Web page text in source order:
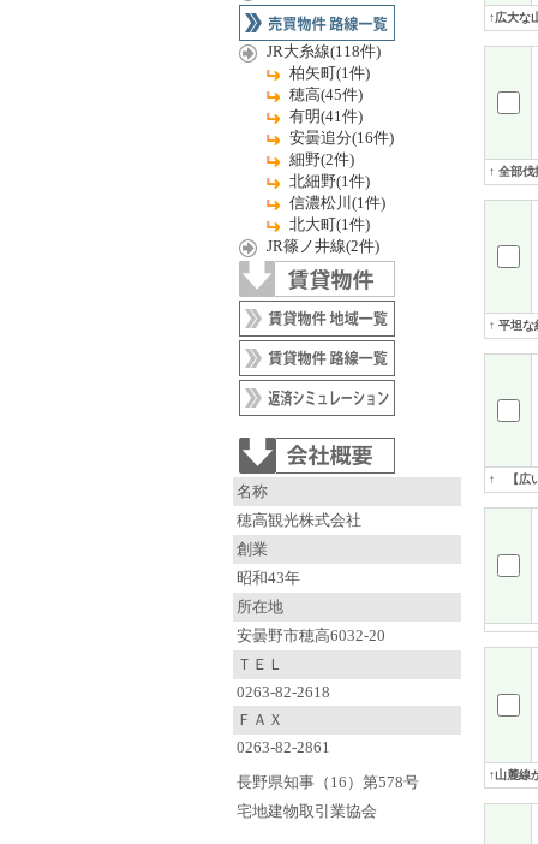
JR大糸線(118件)
柏矢町(1件)
穂高(45件)
有明(41件)
安曇追分(16件)
細野(2件)
北細野(1件)
信濃松川(1件)
北大町(1件)
JR篠ノ井線(2件)
名称
穂高観光株式会社
創業
昭和43年
所在地
安曇野市穂高6032-20
ＴＥＬ
0263-82-2618
ＦＡＸ
0263-82-2861
長野県知事（16）第578号
宅地建物取引業協会
↑広大な
↑ 全部伐
↑ 平坦な
↑ 【広
↑山麓線